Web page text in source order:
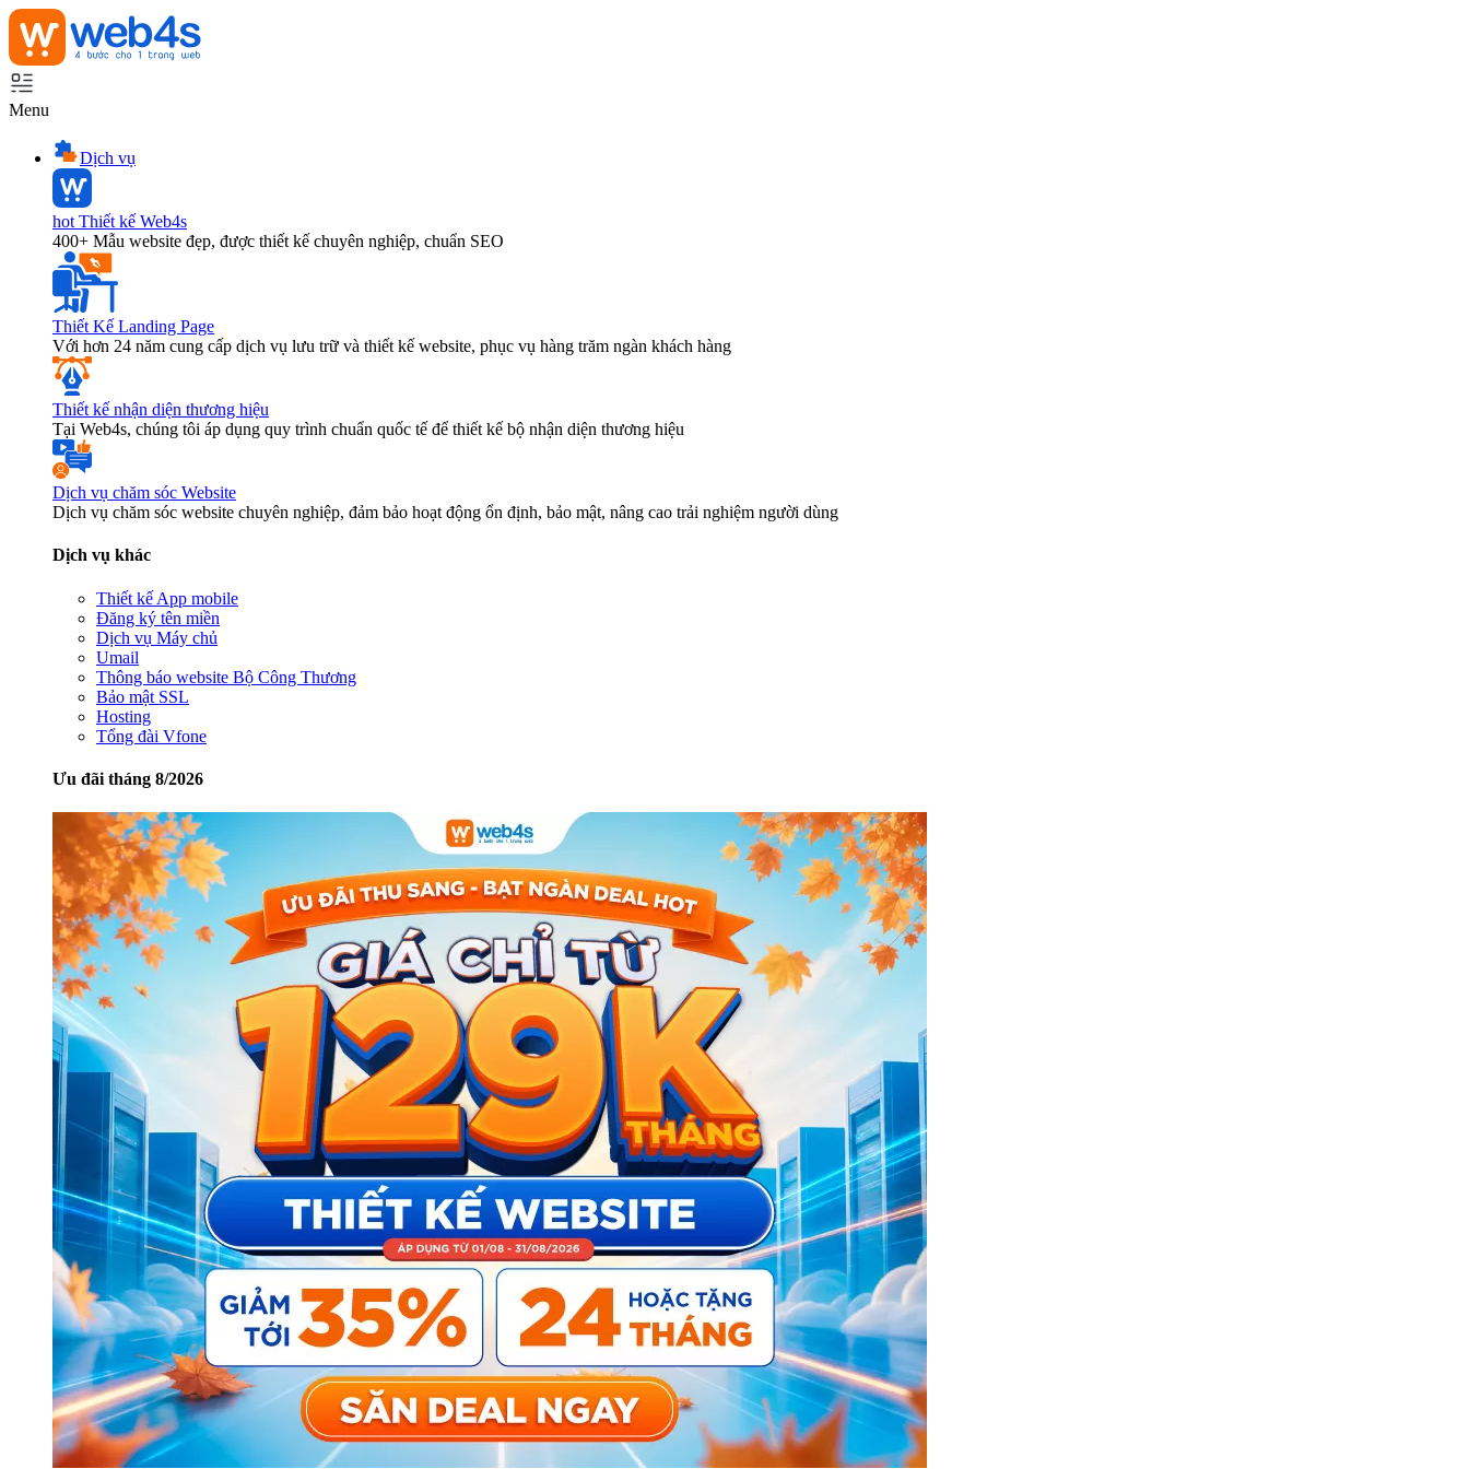
Menu
Dịch vụ
hot Thiết kế Web4s
400+ Mẫu website đẹp, được thiết kế chuyên nghiệp, chuẩn SEO
Thiết Kế Landing Page
Với hơn 24 năm cung cấp dịch vụ lưu trữ và thiết kế website, phục vụ hàng trăm ngàn khách hàng
Thiết kế nhận diện thương hiệu
Tại Web4s, chúng tôi áp dụng quy trình chuẩn quốc tế để thiết kế bộ nhận diện thương hiệu
Dịch vụ chăm sóc Website
Dịch vụ chăm sóc website chuyên nghiệp, đảm bảo hoạt động ổn định, bảo mật, nâng cao trải nghiệm người dùng
Dịch vụ khác
Thiết kế App mobile
Đăng ký tên miền
Dịch vụ Máy chủ
Umail
Thông báo website Bộ Công Thương
Bảo mật SSL
Hosting
Tổng đài Vfone
Ưu đãi tháng 8/2026